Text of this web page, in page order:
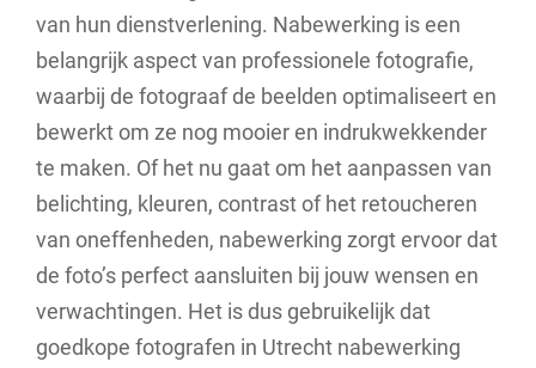
van hun dienstverlening. Nabewerking is een
belangrijk aspect van professionele fotografie,
waarbij de fotograaf de beelden optimaliseert en
bewerkt om ze nog mooier en indrukwekkender
te maken. Of het nu gaat om het aanpassen van
belichting, kleuren, contrast of het retoucheren
van oneffenheden, nabewerking zorgt ervoor dat
de foto’s perfect aansluiten bij jouw wensen en
verwachtingen. Het is dus gebruikelijk dat
goedkope fotografen in Utrecht nabewerking